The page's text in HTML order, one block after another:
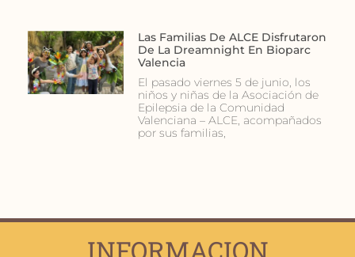
Las Familias De ALCE Disfrutaron
De La Dreamnight En Bioparc
Valencia
El pasado viernes 5 de junio, los
niños y niñas de la Asociación de
Epilepsia de la Comunidad
Valenciana – ALCE, acompañados
por sus familias,